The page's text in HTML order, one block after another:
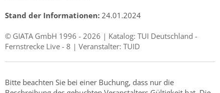
Stand der Informationen: 24.01.2024
© GIATA GmbH 1996 - 2026 | Katalog: TUI Deutschland -
Fernstrecke Live - 8 | Veranstalter: TUID
Bitte beachten Sie bei einer Buchung, dass nur die